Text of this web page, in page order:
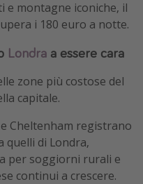
montagne iconiche, il
i 180 euro a notte.
Londra a essere cara
zone più costose del
capitale.
Cheltenham registrano
quelli di Londra,
per soggiorni rurali e
continui a crescere.